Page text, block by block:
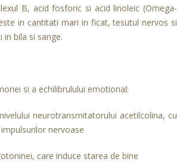
B, acid fosforic si acid linoleic (Omega-
in cantitati mari in ficat, tesutul nervos si
bila si sange.
si a echilibrulului emotional:
neurotransmitatorului acetilcolina, cu
nervoase
care induce starea de bine